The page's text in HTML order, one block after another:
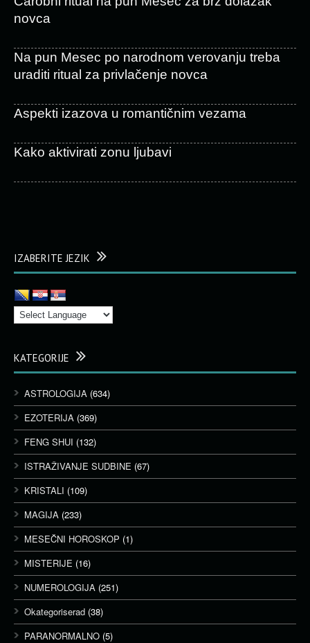
novca
Na pun Mesec po narodnom verovanju treba
uraditi ritual za privlačenje novca
Aspekti izazova u romantičnim vezama
Kako aktivirati zonu ljubavi
IZABERITE JEZIK
KATEGORIJE
ASTROLOGIJA (634)
EZOTERIJA (369)
FENG SHUI (132)
ISTRAŽIVANJE SUDBINE (67)
KRISTALI (109)
MAGIJA (233)
MESEČNI HOROSKOP (1)
MISTERIJE (16)
NUMEROLOGIJA (251)
Okategoriserad (38)
PARANORMALNO (5)